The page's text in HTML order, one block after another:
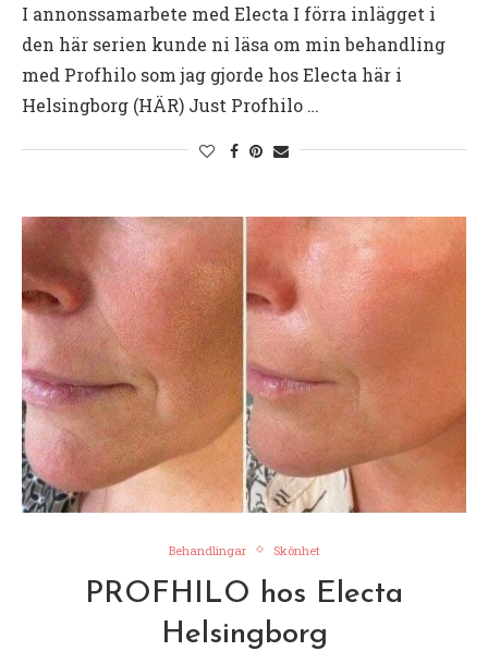
I annonssamarbete med Electa I förra inlägget i
den här serien kunde ni läsa om min behandling
med Profhilo som jag gjorde hos Electa här i
Helsingborg (HÄR) Just Profhilo …
Behandlingar Skönhet
PROFHILO hos Electa
Helsingborg